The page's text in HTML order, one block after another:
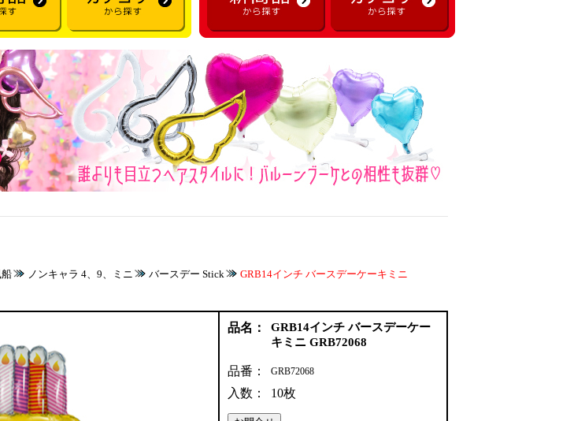
ノンキャラ 4、9、ミニ バースデー Stick
GRB14インチ バースデーケーキミニ
品名：
GRB14インチ バースデーケー
キミニ GRB72068
品番： GRB72068
入数： 10枚